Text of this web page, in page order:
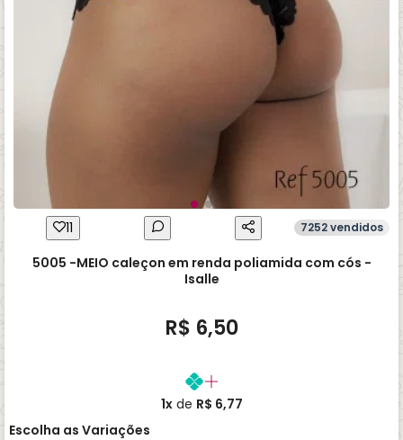
11 7252 vendidos
5005 -MEIO caleçon em renda poliamida com cós -
Isalle
R$ 6,50
1xde R$ 6,77
Escolha as Variações